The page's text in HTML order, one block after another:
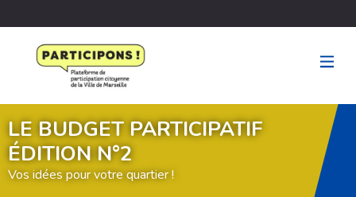
LE BUDGET PARTICIPATIF
ÉDITION N°2
Vos idées pour votre quartier !